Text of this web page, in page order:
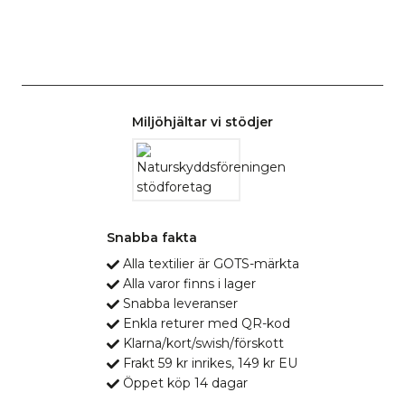
Miljöhjältar vi stödjer
Snabba fakta
Alla textilier är GOTS-märkta
Alla varor finns i lager
Snabba leveranser
Enkla returer med QR-kod
Klarna/kort/swish/förskott
Frakt 59 kr inrikes, 149 kr EU
Öppet köp 14 dagar